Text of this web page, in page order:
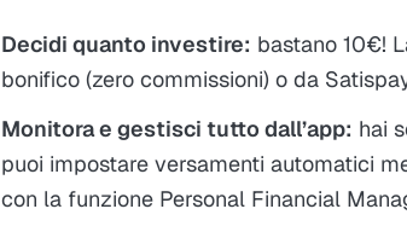
Decidi quanto investire: bastano 10€!
bonifico (zero commissioni) o da
Monitora e gestisci tutto dall’app: hai
puoi impostare versamenti automatici
con la funzione Personal Financial